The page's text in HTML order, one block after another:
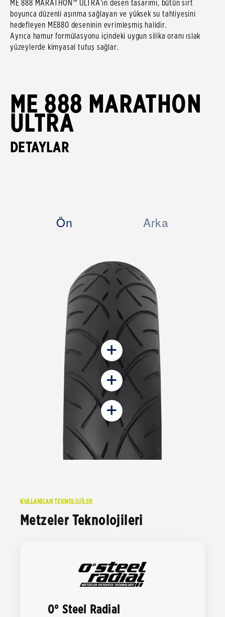
ME 888 MARATHON™ ULTRA'ın desen tasarımı, bütün sırt
boyunca düzenli aşınma sağlayan ve yüksek su tahliyesini
hedefleyen ME880 deseninin evrimleşmiş halidir.
Ayrıca hamur formülasyonu içindeki uygun silika oranı ıslak
yüzeylerde kimyasal tutuş sağlar.
ME 888 MARATHON
ULTRA
DETAYLAR
Ön Arka
+
+
+
KULLANILAN TEKNOLOJİLER
Metzeler Teknolojileri
0° Steel Radial